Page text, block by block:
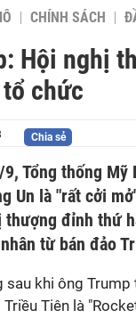
CHÍNH SÁCH
Hội nghị
chức
Chia sẻ
Tổng thống Mỹ
Un là "rất cởi
thượng đỉnh thứ
từ bán đảo
sau khi ông
Triều Tiên là